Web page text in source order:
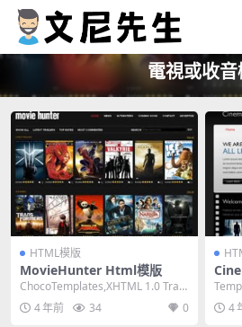
電視或收
HTML模版
MovieHunter Html模版
ChocoTemplates,XHTML 1.0 Tran
sitional,Fi...
4 年前 34 0 4